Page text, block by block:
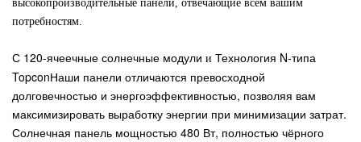
высокопроизводительные панели, отвечающие всем вашим
потребностям.
С 120-ячеечные солнечные модули и Технология N-типа
TopconНаши панели отличаются превосходной
долговечностью и энергоэффективностью, позволяя вам
максимизировать выработку энергии при минимизации затрат.
Солнечная панель мощностью 480 Вт, полностью чёрного